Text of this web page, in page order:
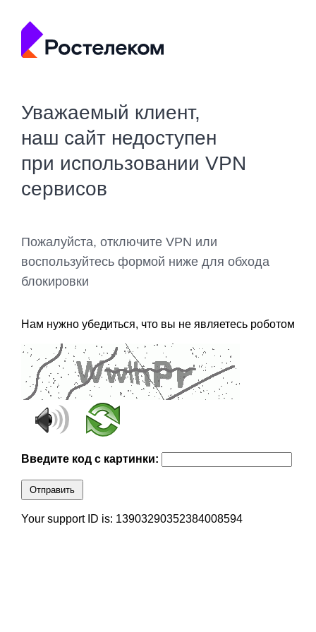
Уважаемый клиент,
наш сайт недоступен
при использовании VPN
сервисов
Пожалуйста, отключите VPN или
воспользуйтесь формой ниже для обхода
блокировки
Нам нужно убедиться, что вы не являетесь роботом
Введите код с картинки:
Отправить
Your support ID is: 13903290352384008594